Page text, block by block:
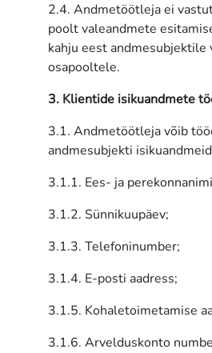
2.4. Andmetöötleja ei
poolt valeandmete
kahju eest andmesubjektile
osapooltele.
3. Klientide isikuandmete
3.1. Andmetöötleja võib
andmesubjekti
3.1.1. Ees- ja
3.1.2. Sünnikuupäev;
3.1.3. Telefoninumber;
3.1.4. E-posti aadress;
3.1.5. Kohaletoimetamise
3.1.6. Arvelduskonto